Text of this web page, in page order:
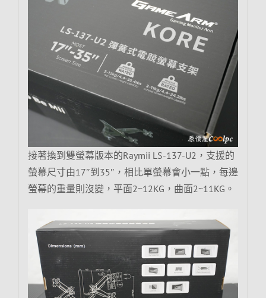
接著換到雙螢幕版本的Raymii LS-137-U2，支援的
螢幕尺寸由17″到35″，相比單螢幕會小一點，每邊
螢幕的重量則沒變，平面2~12KG，曲面2~11KG。